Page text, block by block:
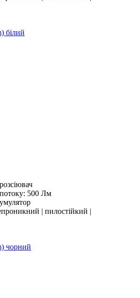
білий
розсіювач
500 Лм
| пилостійкий |
чорний